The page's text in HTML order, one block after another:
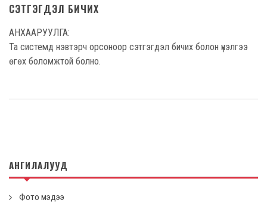
СЭТГЭГДЭЛ БИЧИХ
АНХААРУУЛГА:
Та системд нэвтэрч орсоноор сэтгэгдэл бичих болон үнэлгээ
өгөх боломжтой болно.
АНГИЛАЛУУД
Фото мэдээ